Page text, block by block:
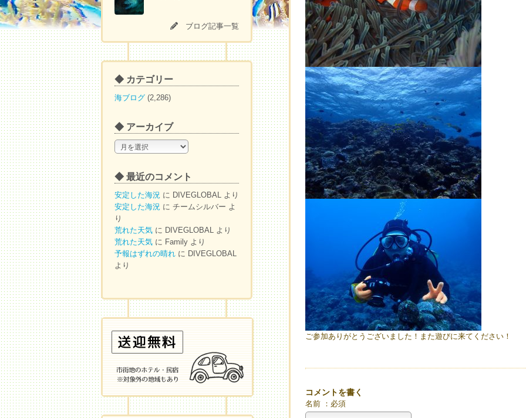
ブログ記事一覧
◆ カテゴリー
海ブログ (2,286)
◆ アーカイブ
◆
ア
カ
イ
ブ
◆ 最近のコメント
安定した海況 に DIVEGLOBAL より
安定した海況 に チームシルバー よ
り
荒れた天気 に DIVEGLOBAL より
荒れた天気 に Family より
予報はずれの晴れ に DIVEGLOBAL
より
ご参加ありがとうございました！また遊びに来てください！
コメントを書く
名前 ：必須